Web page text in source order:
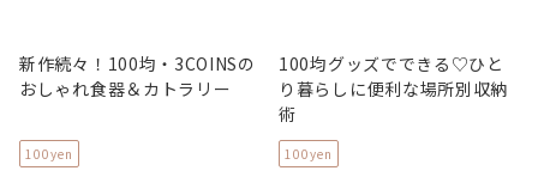
新作続々！100均・3COINSの
おしゃれ食器＆カトラリー
100yen
100均グッズでできる♡ひと
り暮らしに便利な場所別収納
術
100yen